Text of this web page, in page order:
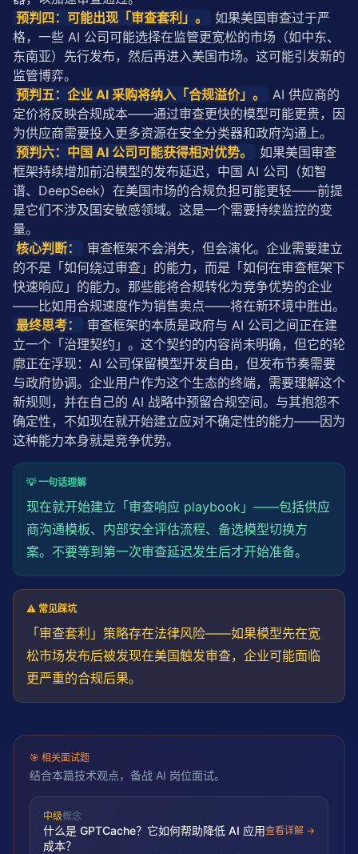
预判四：可能出现「审查套利」。
如果美国审查过于严
格，一些 AI 公司可能选择在监管更宽松的市场（如中东、
东南亚）先行发布，然后再进入美国市场。这可能引发新的
监管博弈。
预判五：企业 AI 采购将纳入「合规溢价」。
AI 供应商的
定价将反映合规成本——通过审查更快的模型可能更贵，因
为供应商需要投入更多资源在安全分类器和政府沟通上。
预判六：中国 AI 公司可能获得相对优势。
如果美国审查
框架持续增加前沿模型的发布延迟，中国 AI 公司（如智
谱、DeepSeek）在美国市场的合规负担可能更轻——前提
是它们不涉及国安敏感领域。这是一个需要持续监控的变
量。
核心判断：
审查框架不会消失，但会演化。企业需要建立
的不是「如何绕过审查」的能力，而是「如何在审查框架下
快速响应」的能力。那些能将合规转化为竞争优势的企业
——比如用合规速度作为销售卖点——将在新环境中胜出。
最终思考：
审查框架的本质是政府与 AI 公司之间正在建
立一个「治理契约」。这个契约的内容尚未明确，但它的轮
廓正在浮现：AI 公司保留模型开发自由，但发布节奏需要
与政府协调。企业用户作为这个生态的终端，需要理解这个
新规则，并在自己的 AI 战略中预留合规空间。与其抱怨不
确定性，不如现在就开始建立应对不确定性的能力——因为
这种能力本身就是竞争优势。
💡 一句话理解
现在就开始建立「审查响应 playbook」——包括供应
商沟通模板、内部安全评估流程、备选模型切换方
案。不要等到第一次审查延迟发生后才开始准备。
⚠️ 常见踩坑
「审查套利」 策略存在法律风险——如果模型先在宽
松市场发布后被发现在美国触发审查，企业可能面临
更严重的合规后果。
🎯 相关面试题
结合本篇技术观点，备战 AI 岗位面试。
中级概念
什么是 GPTCache？它如何帮助降低 AI 应用
成本？
查看详解 →